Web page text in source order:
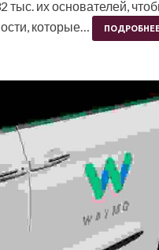
тыс. их основателей,
которые…